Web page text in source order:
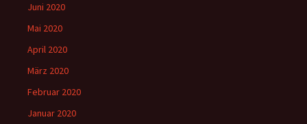
Juni 2020
Mai 2020
April 2020
März 2020
Februar 2020
Januar 2020